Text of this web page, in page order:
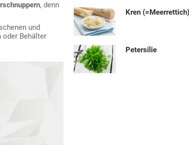
, denn
und
oder Behälter
Kren
Petersilie